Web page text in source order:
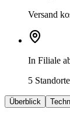
Versand
In Filiale
5
Überblick